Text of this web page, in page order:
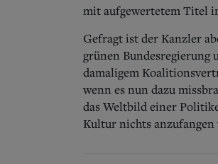
mit aufgewertetem Titel
Gefragt ist der Kanzler
grünen Bundesregierung
damaligem
wenn es nun dazu
das Weltbild einer
Kultur nichts anzufangen